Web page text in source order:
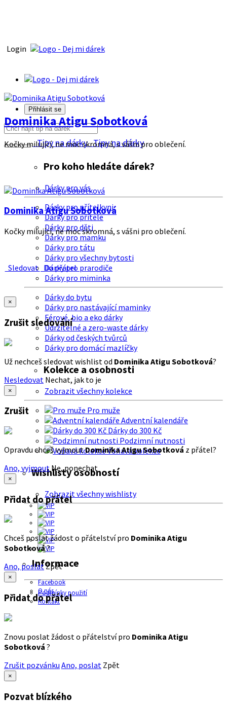
Login
Přihlásit se
Tipy na dárkyTipy na dárky
Pro koho hledáte dárek?
Dárky pro vás
Dárky pro přítelkyni
Dárky pro přítele
Dárky pro děti
Dárky pro mamku
Dárky pro tátu
Dárky pro všechny bytosti
Dárky pro prarodiče
Dárky pro miminka
Dárky do bytu
Dárky pro nastávající maminky
Férové, bio a eko dárky
Udržitelné a zero-waste dárky
Dárky od českých tvůrců
Dárky pro domácí mazlíčky
Kolekce a osobnosti
Zobrazit všechny kolekce
Pro muže
Adventní kalendáře
Dárky do 300 Kč
Podzimní nutnosti
Voňavá kolekce
Wishlisty osobností
Zobrazit všechny wishlisty
Informace
Facebook
O nás
Podmínky použití
Kontakt
Dominika Atigu Sobotková
Kočky milující, ne moc skromná, s vášni pro oblečení.
Dominika Atigu Sobotková
Kočky milující, ne moc skromná, s vášni pro oblečení.
Sledovat Do přátel
×
Zrušit sledování
Už nechceš sledovat wishlist od Dominika Atigu Sobotková?
Nesledovat Nechat, jak to je
×
Zrušit
Opravdu chceš vyjmoutDominika Atigu Sobotková z přátel?
Ano, vyjmout Ne, ponechat
×
Přidat do přátel
Chceš poslat žádost o přátelství pro Dominika Atigu
Sobotková?
Ano, poslatZpět
×
Přidat do přátel
Znovu poslat žádost o přátelství pro Dominika Atigu
Sobotková ?
Zrušit pozvánku Ano, poslat Zpět
×
Pozvat blízkého